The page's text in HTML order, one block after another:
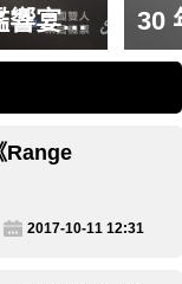
響宴三
3倍
30
Range
2017-10-11 12:31